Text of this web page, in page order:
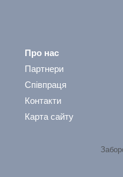
Про нас
Партнери
Співпраця
Контакти
Карта сайту